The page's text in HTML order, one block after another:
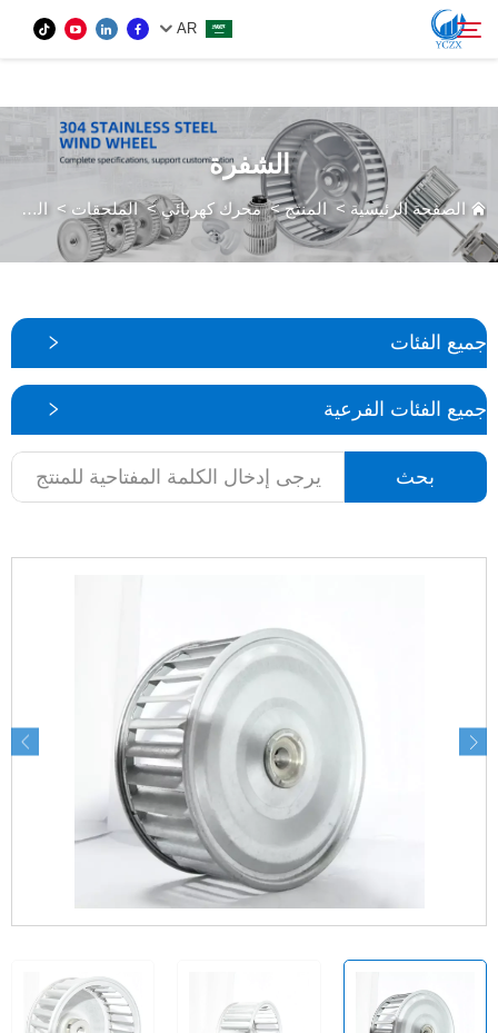
var images = document.getElementsByTagName('img'); for (var i = 0; i <
images.length; i++) { if (!images[i].getAttribute('alt')) { images[i].setAttribute('alt', ''); } }
AR
من نحن
اتصل بنا
بحث الشفرة
الصفحة الرئيسية > المنتج>محرك كهربائي>الملحقات > الشفرة
جميع الفئات
جميع الفئات الفرعية
بحث